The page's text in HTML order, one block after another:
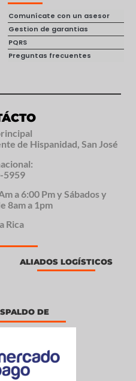
Comunícate con un asesor
Gestion de garantias
PQRS
Preguntas frecuentes
de Hispanidad, San José
5959
a 6:00 Pm y Sábados y
8am a 1pm
Rica
ALIADOS LOGÍSTICOS
DE